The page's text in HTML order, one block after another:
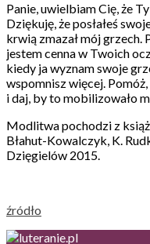
Panie, uwielbiam Cię, że
Dziękuję, że posłałeś
krwią zmazał mój grzech.
jestem cenna w Twoich
kiedy ja wyznam swoje
wspomnisz więcej.
i daj, by to mobilizowało
Modlitwa pochodzi z
Błahut-Kowalczyk, K.
Dzięgielów 2015.
źródło